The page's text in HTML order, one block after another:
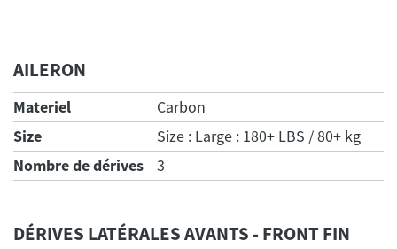
AILERON
Materiel
Carbon
Size
Size : Large : 180+ LBS / 80+ kg
Nombre de dérives
3
DÉRIVES LATÉRALES AVANTS - FRONT FIN